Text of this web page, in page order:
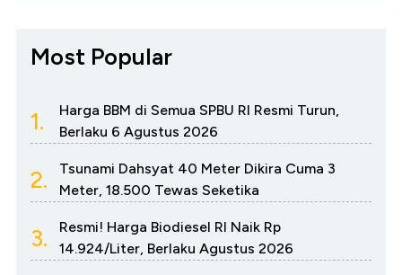
Most Popular
1.
Harga BBM di Semua SPBU RI Resmi Turun,
Berlaku 6 Agustus 2026
2.
Tsunami Dahsyat 40 Meter Dikira Cuma 3
Meter, 18.500 Tewas Seketika
3.
Resmi! Harga Biodiesel RI Naik Rp
14.924/Liter, Berlaku Agustus 2026